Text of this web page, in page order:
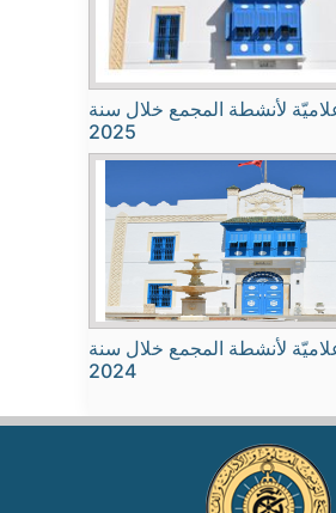
لأنشطة المجمع خلال سنة
2025
لأنشطة المجمع خلال سنة
2024